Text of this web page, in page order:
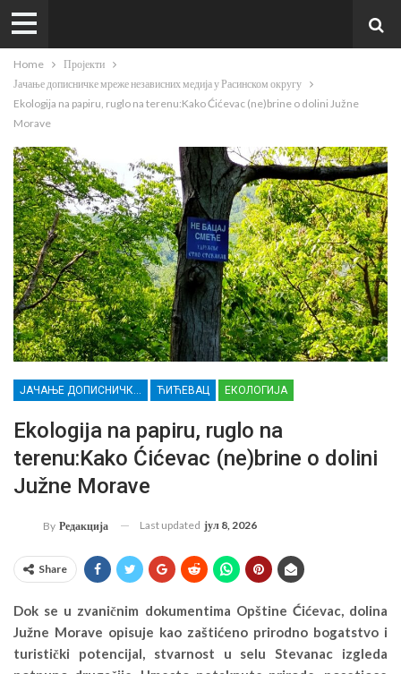
Home
Пројекти
Јачање дописничке мреже независних медија у Расинском округу
Ekologija na papiru, ruglo na terenu:Kako Ćićevac (ne)brine o dolini Južne
Morave
ЋИЋЕВАЦ ЕКОЛОГИЈА
Ekologija na papiru, ruglo na
terenu:Kako Ćićevac (ne)brine o dolini
Južne Morave
By Редакција Last updated јул 8, 2026
Share
Dok se u zvaničnim dokumentima Opštine Ćićevac, dolina
Južne Morave opisuje kao zaštićeno prirodno bogatstvo i
turistički potencijal, stvarnost u selu Stevanac izgleda